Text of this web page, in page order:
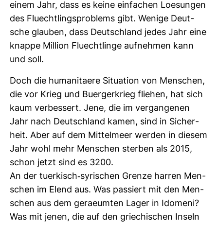
einem Jahr, dass es keine ein­fa­chen Loe­sungen
des Fluecht­lings­pro­blems gibt. Wenige Deut­
sche glauben, dass Deutsch­land jedes Jahr eine
knappe Mil­lion Fluecht­linge auf­nehmen kann
und soll.
Doch die huma­ni­taere Situa­tion von Men­schen,
die vor Krieg und Buer­ger­krieg fliehen, hat sich
kaum ver­bes­sert. Jene, die im ver­gan­genen
Jahr nach Deutsch­land kamen, sind in Sicher­
heit. Aber auf dem Mit­tel­meer werden in diesem
Jahr wohl mehr Men­schen sterben als 2015,
schon jetzt sind es 3200.
An der tuer­kisch-​syri­schen Grenze harren Men­
schen im Elend aus. Was pas­siert mit den Men­
schen aus dem gerae­umten Lager in Ido­meni?
Was mit jenen, die auf den grie­chi­schen Inseln